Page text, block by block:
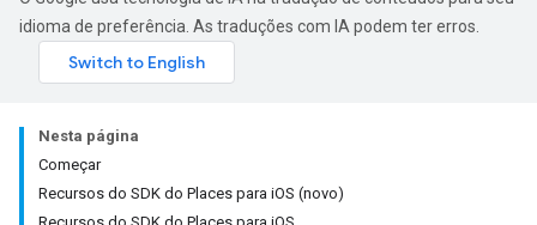
idioma de preferência. As traduções com IA podem ter erros.
Nesta página
Começar
Recursos do SDK do Places para iOS (novo)